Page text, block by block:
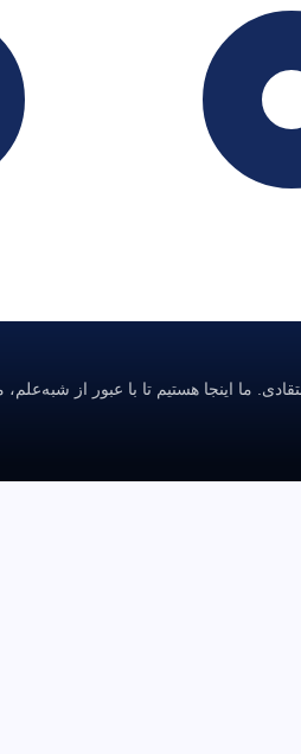
ما اینجا هستیم تا با عبور از